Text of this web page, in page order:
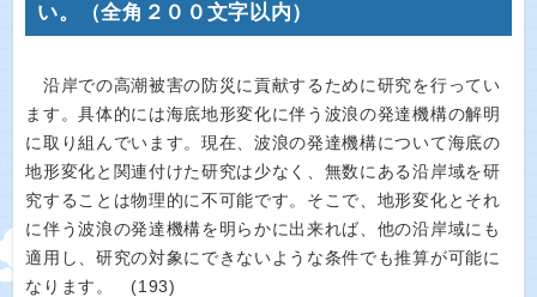
い。（全角２００文字以内）
沿岸での高潮被害の防災に貢献するために研究を行ってい
ます。具体的には海底地形変化に伴う波浪の発達機構の解明
に取り組んでいます。現在、波浪の発達機構について海底の
地形変化と関連付けた研究は少なく、無数にある沿岸域を研
究することは物理的に不可能です。そこで、地形変化とそれ
に伴う波浪の発達機構を明らかに出来れば、他の沿岸域にも
適用し、研究の対象にできないような条件でも推算が可能に
なります。 (193)